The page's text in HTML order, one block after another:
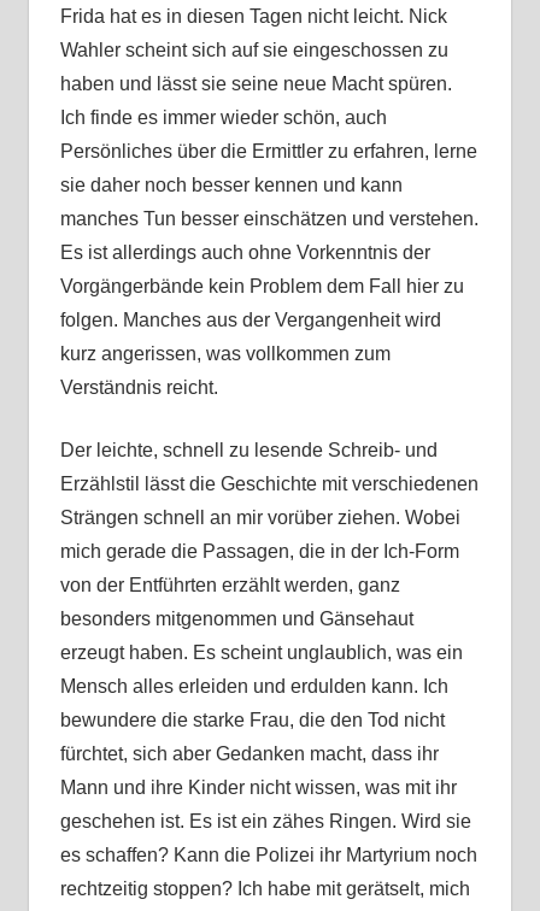
Frida hat es in diesen Tagen nicht leicht. Nick
Wahler scheint sich auf sie eingeschossen zu
haben und lässt sie seine neue Macht spüren.
Ich finde es immer wieder schön, auch
Persönliches über die Ermittler zu erfahren, lerne
sie daher noch besser kennen und kann
manches Tun besser einschätzen und verstehen.
Es ist allerdings auch ohne Vorkenntnis der
Vorgängerbände kein Problem dem Fall hier zu
folgen. Manches aus der Vergangenheit wird
kurz angerissen, was vollkommen zum
Verständnis reicht.
Der leichte, schnell zu lesende Schreib- und
Erzählstil lässt die Geschichte mit verschiedenen
Strängen schnell an mir vorüber ziehen. Wobei
mich gerade die Passagen, die in der Ich-Form
von der Entführten erzählt werden, ganz
besonders mitgenommen und Gänsehaut
erzeugt haben. Es scheint unglaublich, was ein
Mensch alles erleiden und erdulden kann. Ich
bewundere die starke Frau, die den Tod nicht
fürchtet, sich aber Gedanken macht, dass ihr
Mann und ihre Kinder nicht wissen, was mit ihr
geschehen ist. Es ist ein zähes Ringen. Wird sie
es schaffen? Kann die Polizei ihr Martyrium noch
rechtzeitig stoppen? Ich habe mit gerätselt, mich